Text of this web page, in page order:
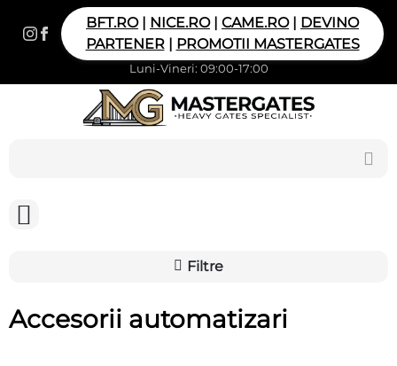
BFT.RO| NICE.RO| CAME.RO| DEVINO
PARTENER| PROMOTII MASTERGATES
Luni-Vineri: 09:00-17:00
Filtre
Accesorii automatizari